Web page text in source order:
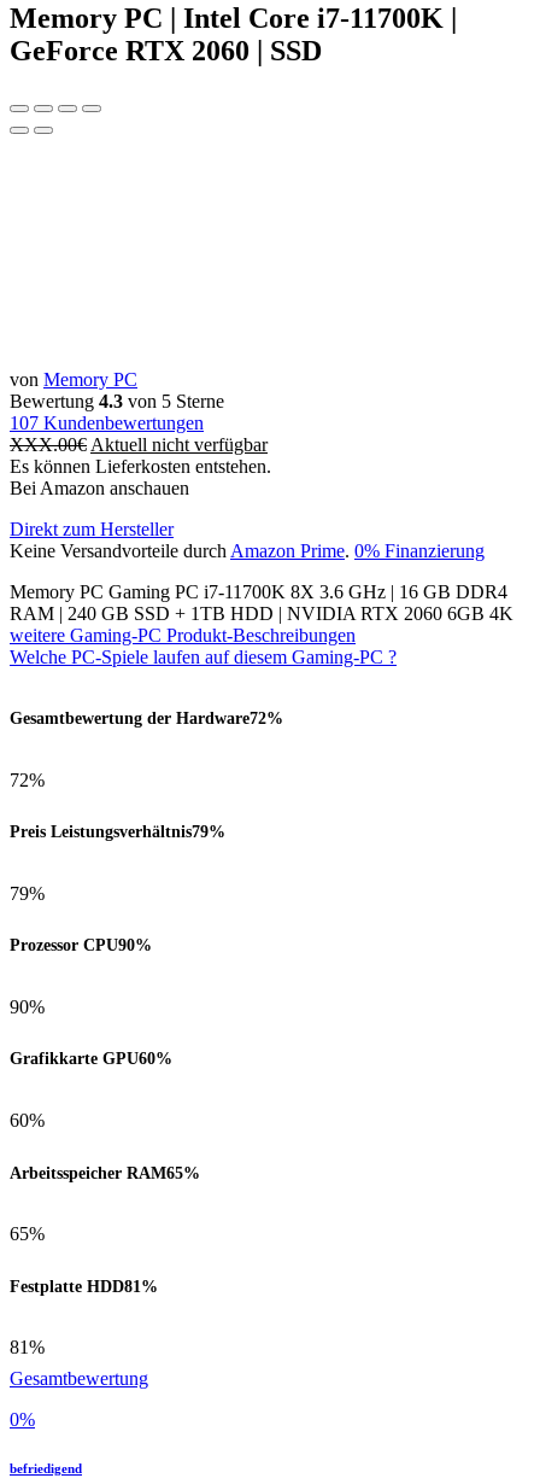
Memory PC | Intel Core i7-11700K |
GeForce RTX 2060 | SSD
von Memory PC
Bewertung 4.3 von 5 Sterne
107 Kundenbewertungen
XXX.00€ Aktuell nicht verfügbar
Es können Lieferkosten entstehen.
Bei Amazon anschauen
Direkt zum Hersteller
Keine Versandvorteile durch Amazon Prime. 0% Finanzierung
Memory PC Gaming PC i7-11700K 8X 3.6 GHz | 16 GB DDR4
RAM | 240 GB SSD + 1TB HDD | NVIDIA RTX 2060 6GB 4K
weitere Gaming-PC Produkt-Beschreibungen
Welche PC-Spiele laufen auf diesem Gaming-PC ?
Gesamtbewertung der Hardware72%
72%
Preis Leistungsverhältnis79%
79%
Prozessor CPU90%
90%
Grafikkarte GPU60%
60%
Arbeitsspeicher RAM65%
65%
Festplatte HDD81%
81%
Gesamtbewertung
0%
befriedigend